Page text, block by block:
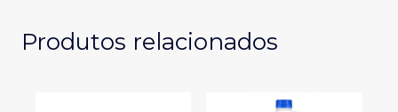
Produtos relacionados